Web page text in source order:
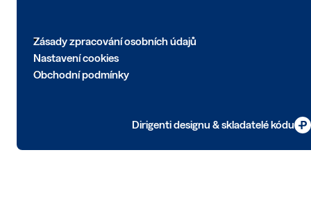
Zásady zpracování osobních údajů
Nastavení cookies
Obchodní podmínky
Dirigenti designu & skladatelé kódu